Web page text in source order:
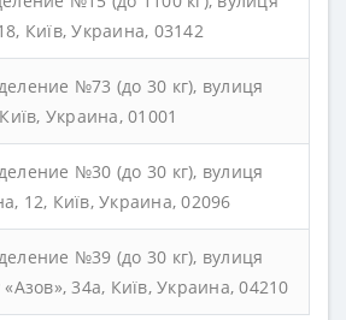
Київ, Украина, 03142
№73 (до 30 кг), вулиця
Украина, 01001
№30 (до 30 кг), вулиця
12, Київ, Украина, 02096
№39 (до 30 кг), вулиця
«Азов», 34а, Київ, Украина, 04210